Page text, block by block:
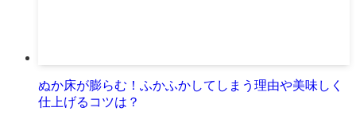
ぬか床が膨らむ！ふかふかしてしまう理由や美味しく
仕上げるコツは？